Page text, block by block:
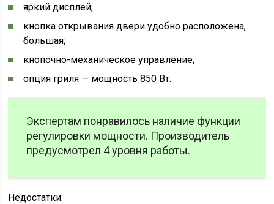
яркий дисплей;
кнопка открывания двери удобно расположена,
большая;
кнопочно-механическое управление;
опция гриля — мощность 850 Вт.
Экспертам понравилось наличие функции
регулировки мощности. Производитель
предусмотрел 4 уровня работы.
Недостатки: